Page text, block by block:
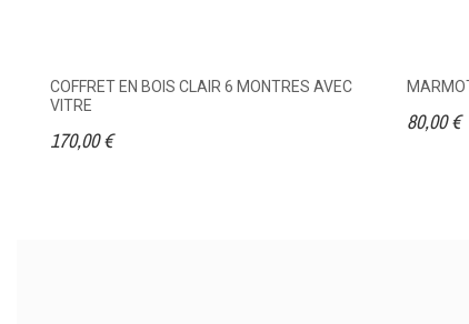
COFFRET EN BOIS CLAIR 6 MONTRES AVEC
VITRE
170,00 €
80,00 €